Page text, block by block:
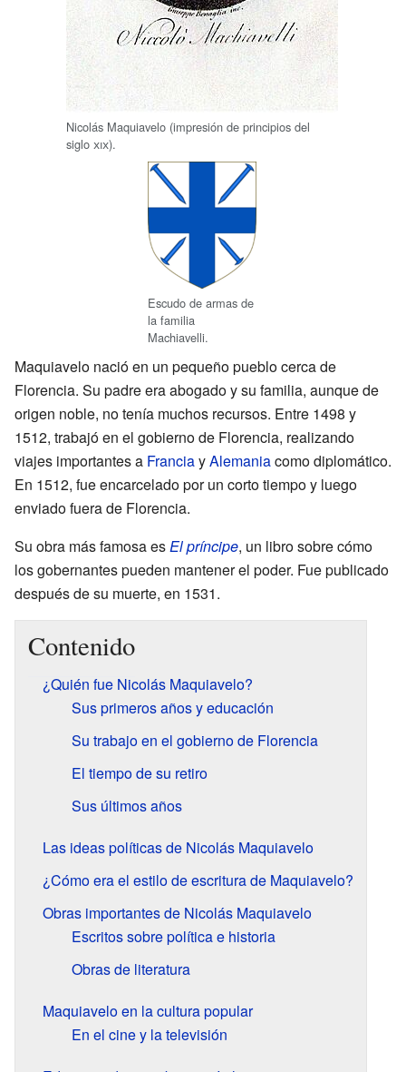
Nicolás Maquiavelo (impresión de principios del
siglo xix).
Escudo de armas de
la familia
Machiavelli.
Maquiavelo nació en un pequeño pueblo cerca de
Florencia. Su padre era abogado y su familia, aunque de
origen noble, no tenía muchos recursos. Entre 1498 y
1512, trabajó en el gobierno de Florencia, realizando
viajes importantes a FranciayAlemaniacomo diplomático.
En 1512, fue encarcelado por un corto tiempo y luego
enviado fuera de Florencia.
Su obra más famosa esEl príncipe, un libro sobre cómo
los gobernantes pueden mantener el poder. Fue publicado
después de su muerte, en 1531.
Contenido
¿Quién fue Nicolás Maquiavelo?
Sus primeros años y educación
Su trabajo en el gobierno de Florencia
El tiempo de su retiro
Sus últimos años
Las ideas políticas de Nicolás Maquiavelo
¿Cómo era el estilo de escritura de Maquiavelo?
Obras importantes de Nicolás Maquiavelo
Escritos sobre política e historia
Obras de literatura
Maquiavelo en la cultura popular
En el cine y la televisión